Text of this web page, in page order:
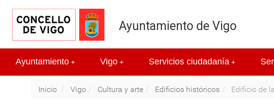
Ayuntamiento de Vigo
+
Ayuntamiento +
Vigo +
Servicios ciudadanía
Inicio Vigo Cultura y arte Edificios históricos Edificio de